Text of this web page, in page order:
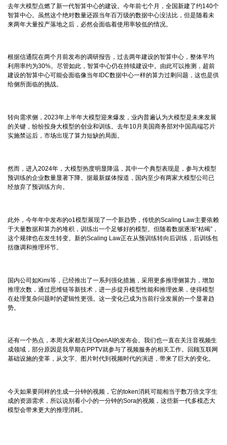
去年大模型点燃了新一代智算中心的建设。今年前七个月，全国新建了约140个
智算中心。虽然这个绝对数量还跟当年百万级的数据中心没法比，但是随着未
来两年大量投产落地之后，必然会面临着使用率较低的情况。
根据信通院在两个月前发布的调研报告，过去两年建设的智算中心，整体平均
利用率约为30%。尽管如此，智算中心仍在持续建设中。由此可以推测，超前
建设的智算中心可能会面临像当年IDC数据中心一样的算力过剩问题，这也是供
给侧所面临的挑战。
转向需求侧，2023年上半年大模型迎来爆发，业内普遍认为大模型是未来发展
的关键，纷纷投身大模型的创业和训练。去年10月美国商务部对中国高端芯片
实施禁运后，市场出现了算力短缺的局面。
然而，进入2024年，大模型热度明显降温，其中一个典型表现是，参与大模型
预训练的企业数量显著下降。据最新媒体报道，国内至少有两家大模型公司已
经放弃了预训练方向。
此外，今年年中发布的o1模型展现了一个新趋势，传统的Scaling Law主要依赖
于大量数据和算力的堆积，训练出一个足够好的模型。但随着数据逐渐“枯竭”，
这个规律也在发生转变。新的Scaling Law正在从预训练转向后训练，后训练包
括微调和推理环节。
国内公司如Kimi等，已经推出了一系列强化措施，采用更多推理侧算力，增加
推理次数，通过思维链等新技术，进一步提升模型性能和推理效果，使得模型
在处理复杂问题时的逻辑性更强。这一变化已成为当前行业发展的一个显著趋
势。
还有一个热点，本周大家都关注OpenAI的发布会。我们也一直在关注音视频生
成领域，部分原因是我早期在PPTV就参与了视频服务的相关工作。回顾互联网
基础设施的变革，从文字、图片时代到视频时代的演进，带来了巨大的变化。
今天如果要同样的生成一分钟的视频，它的token消耗可能相当于数万倍文字生
成的资源需求，所以说别看小小的一分钟的Sora的视频，这些新一代多模态大
模型会带来更大的推理消耗。